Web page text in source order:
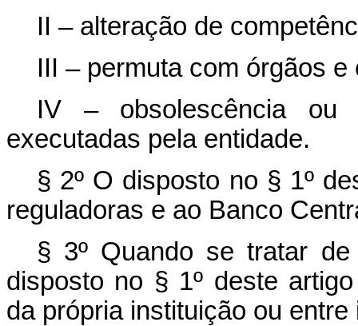
II – alteração de
III – permuta com órgãos
IV – obsolescência ou
executadas pela entidade.
§ 2º O disposto no § 1º
reguladoras e ao Banco
§ 3º Quando se tratar
disposto no § 1º deste
da própria instituição ou